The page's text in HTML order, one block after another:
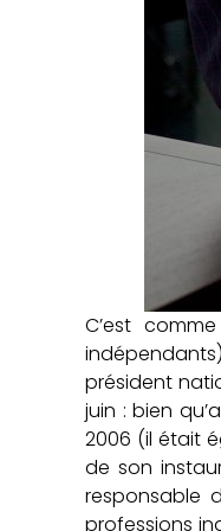
C’est
président
juin : bien
2006 (il était
de son
responsable
professions